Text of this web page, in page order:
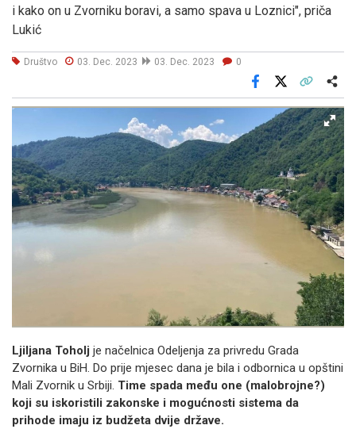
i kako on u Zvorniku boravi, a samo spava u Loznici", priča
Lukić
Društvo 03. Dec. 2023 03. Dec. 2023 0
Facebook
Ljiljana Toholj je načelnica Odeljenja za privredu Grada
Zvornika u BiH. Do prije mjesec dana je bila i odbornica u opštini
Mali Zvornik u Srbiji. Time spada među one (malobrojne?)
koji su iskoristili zakonske i mogućnosti sistema da
prihode imaju iz budžeta dvije države.